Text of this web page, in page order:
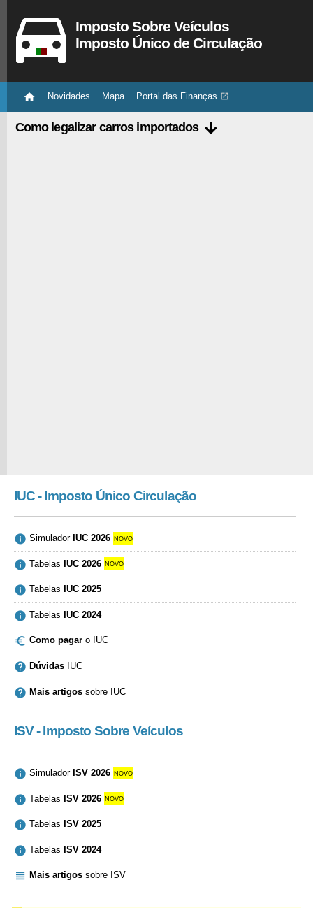
Imposto Sobre Veículos
Imposto Único de Circulação
 Novidades Mapa Portal das Finanças 
Como legalizar carros importados 
IUC - Imposto Único Circulação
 Simulador IUC 2026 novo
 Tabelas IUC 2026 novo
 Tabelas IUC 2025
 Tabelas IUC 2024
 Como pagaro IUC
 DúvidasIUC
 Mais artigossobre IUC
ISV - Imposto Sobre Veículos
 Simulador ISV 2026 novo
 Tabelas ISV 2026 novo
 Tabelas ISV 2025
 Tabelas ISV 2024
 Mais artigossobre ISV